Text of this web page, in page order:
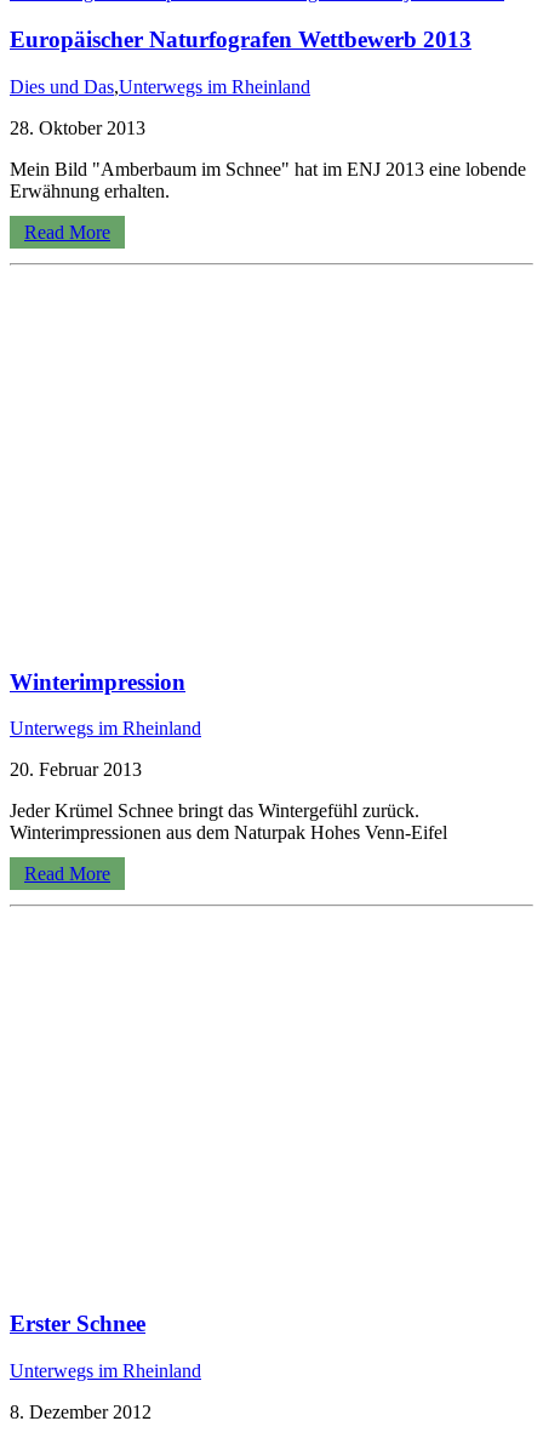
Europäischer Naturfografen Wettbewerb 2013
Dies und Das,Unterwegs im Rheinland
28. Oktober 2013
Mein Bild "Amberbaum im Schnee" hat im ENJ 2013 eine lobende
Erwähnung erhalten.
Read More
Winterimpression
Unterwegs im Rheinland
20. Februar 2013
Jeder Krümel Schnee bringt das Wintergefühl zurück.
Winterimpressionen aus dem Naturpak Hohes Venn-Eifel
Read More
Erster Schnee
Unterwegs im Rheinland
8. Dezember 2012